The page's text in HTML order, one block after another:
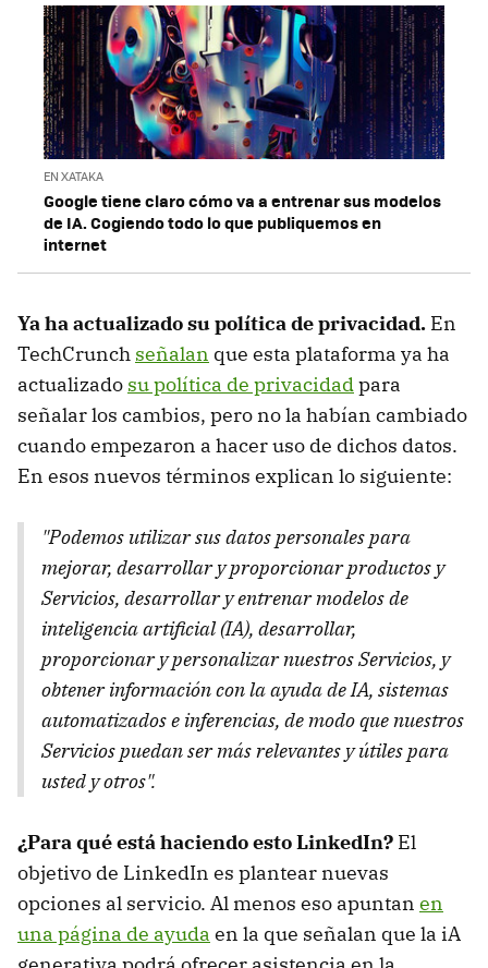
EN XATAKA
Google tiene claro cómo va a entrenar sus modelos
de IA. Cogiendo todo lo que publiquemos en
internet
Ya ha actualizado su política de privacidad. En
TechCrunch señalan que esta plataforma ya ha
actualizado su política de privacidadpara
señalar los cambios, pero no la habían cambiado
cuando empezaron a hacer uso de dichos datos.
En esos nuevos términos explican lo siguiente:
"Podemos utilizar sus datos personales para
mejorar, desarrollar y proporcionar productos y
Servicios, desarrollar y entrenar modelos de
inteligencia artificial (IA), desarrollar,
proporcionar y personalizar nuestros Servicios, y
obtener información con la ayuda de IA, sistemas
automatizados e inferencias, de modo que nuestros
Servicios puedan ser más relevantes y útiles para
usted y otros".
¿Para qué está haciendo esto LinkedIn? El
objetivo de LinkedIn es plantear nuevas
opciones al servicio. Al menos eso apuntan en
una página de ayuda en la que señalan que la iA